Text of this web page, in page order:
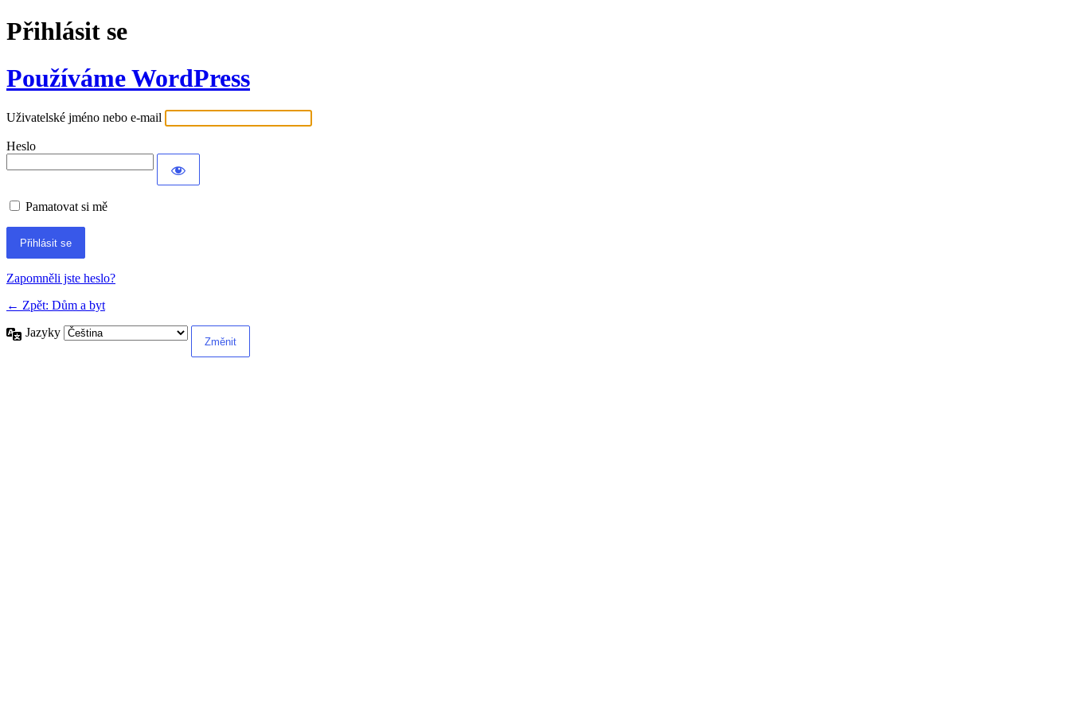
Přihlásit se
Používáme WordPress
Uživatelské jméno nebo e-mail
Heslo
Pamatovat si mě
Alternative:
Zapomněli jste heslo?
← Zpět: Dům a byt
Jazyky